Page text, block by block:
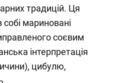
традицій. Ця
мариновані
соєвим
інтерпретація
цибулю,